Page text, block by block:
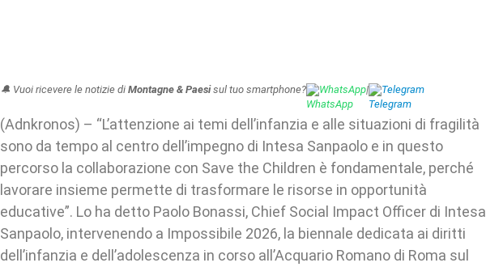
🔔 Vuoi ricevere le notizie di Montagne & Paesisul tuo smartphone? WhatsApp| Telegram
(Adnkronos) – “L’attenzione ai temi dell’infanzia e alle situazioni di fragilità
sono da tempo al centro dell’impegno di Intesa Sanpaolo e in questo
percorso la collaborazione con Save the Children è fondamentale, perché
lavorare insieme permette di trasformare le risorse in opportunità
educative”. Lo ha detto Paolo Bonassi, Chief Social Impact Officer di Intesa
Sanpaolo, intervenendo a Impossibile 2026, la biennale dedicata ai diritti
dell’infanzia e dell’adolescenza in corso all’Acquario Romano di Roma sul